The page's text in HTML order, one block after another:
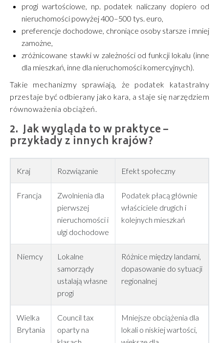
progi wartościowe, np. podatek naliczany dopiero od
nieruchomości powyżej 400–500 tys. euro,
preferencje dochodowe, chroniące osoby starsze i mniej
zamożne,
zróżnicowane stawki w zależności od funkcji lokalu (inne
dla mieszkań, inne dla nieruchomości komercyjnych).
Takie mechanizmy sprawiają, że podatek katastralny
przestaje być odbierany jako kara, a staje się narzędziem
równoważenia obciążeń.
Jak wygląda to w praktyce –
przykłady z innych krajów?
Kraj Rozwiązanie Efekt społeczny
Francja
Zwolnienia dla
pierwszej
nieruchomości i
ulgi dochodowe
Podatek płacą głównie
właściciele drugich i
kolejnych mieszkań
Niemcy
Lokalne
samorządy
ustalają własne
progi
Różnice między landami,
dopasowanie do sytuacji
regionalnej
Wielka
Brytania
Council tax
oparty na
Mniejsze obciążenia dla
lokali o niskiej wartości,